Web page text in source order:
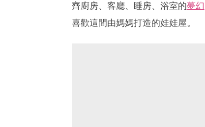
齊廚房、客廳、睡房、浴室的夢幻
喜歡這間由媽媽打造的娃娃屋。